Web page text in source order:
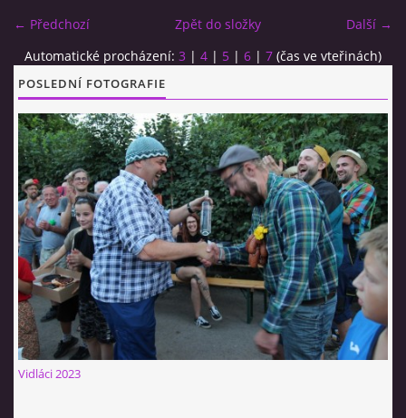
CO SI U NÁS DÁTE?
STUDENÁ KUCHYNĚ
FOTOALBUM
CESTA KOLEM SVĚTA 2014 - VIDEO
VIDLÁCKÝ VÍCEBOJ 2023
CENÍK
← Předchozí Další →
Zpět do složky
Automatické procházení: 3 | 4 | 5 | 6 | 7 (čas ve vteřinách)
POSLEDNÍ FOTOGRAFIE
Vidláci 2023